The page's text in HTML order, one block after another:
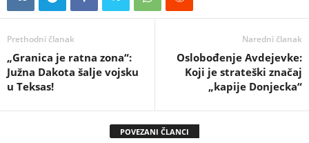
Prethodni članak
„Granica je ratna zona“:
Južna Dakota šalje vojsku
u Teksas!
Naredni članak
Oslobođenje Avdejevke:
Koji je strateški značaj
„kapije Donjecka“
POVEZANI ČLANCI